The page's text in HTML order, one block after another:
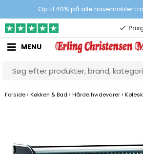
Op til 40% på alle havemøbler
100%
10.000
Gratis &
MENU
Forside › Køkken & Bad › Hårde hvidevarer ›